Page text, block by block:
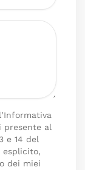
presente al
e 14 del
esplicito,
dei miei